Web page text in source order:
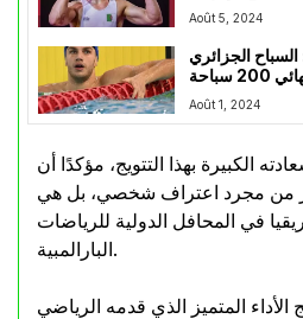
Août 5, 2024
السباح الجزائري
جواد صيود يتأهل إلى نصف نهائي 200 سباحة
متنوعة
Août 1, 2024
الكبيرة بهذا التتويج، مؤكدًا أن
من مجرد اعتراف شخصي، بل هي
في المحافل الدولية للرياضات
البارالمبية.
الأداء المتميز الذي قدمه الرياضي